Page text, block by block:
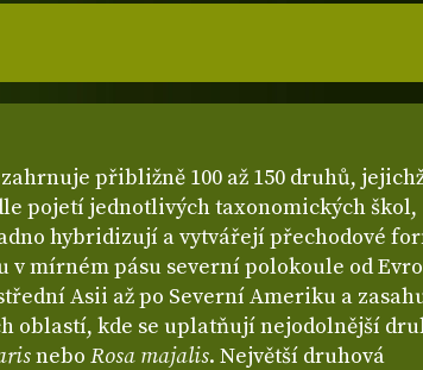
přibližně 100 až 150 druhů,
pojetí jednotlivých taxonomických škol,
hybridizují a vytvářejí přechodové
v mírném pásu severní polokoule od
Asii až po Severní Ameriku a
oblastí, kde se uplatňují nejodolnější
nebo Rosa majalis. Největší druhová